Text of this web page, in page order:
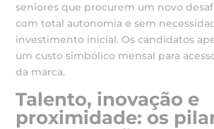
seniores que procurem um novo
com total autonomia e sem
investimento inicial. Os candidatos
um custo simbólico mensal para
da marca.
Talento, inovação e
proximidade: os